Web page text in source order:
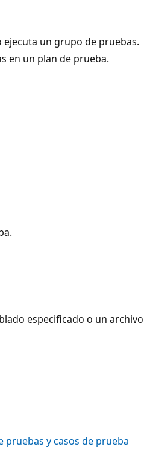
ejecuta un grupo de pruebas.
en un plan de prueba.
especificado o un
pruebas y casos de prueba